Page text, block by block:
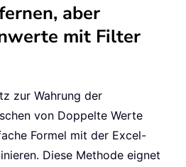
aber
mit Filter
zur Wahrung der
von Doppelte Werte
Formel mit der Excel-
Diese Methode eignet